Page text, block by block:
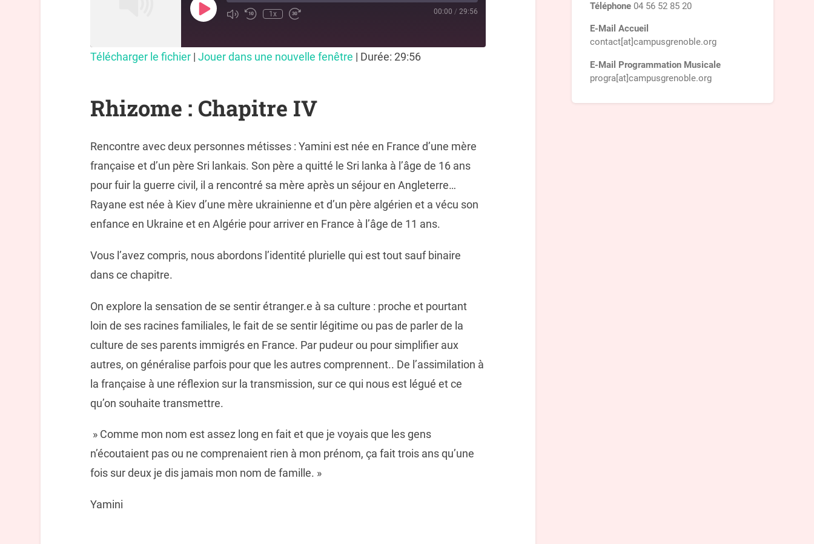
1x 00:00 / 29:56
Télécharger le fichier| Jouer dans une nouvelle fenêtre | Durée: 29:56
Rhizome : Chapitre IV
Rencontre avec deux personnes métisses : Yamini est née en France d’une mère
française et d’un père Sri lankais. Son père a quitté le Sri lanka à l’âge de 16 ans
pour fuir la guerre civil, il a rencontré sa mère après un séjour en Angleterre…
Rayane est née à Kiev d’une mère ukrainienne et d’un père algérien et a vécu son
enfance en Ukraine et en Algérie pour arriver en France à l’âge de 11 ans.
Vous l’avez compris, nous abordons l’identité plurielle qui est tout sauf binaire
dans ce chapitre.
On explore la sensation de se sentir étranger.e à sa culture : proche et pourtant
loin de ses racines familiales, le fait de se sentir légitime ou pas de parler de la
culture de ses parents immigrés en France. Par pudeur ou pour simplifier aux
autres, on généralise parfois pour que les autres comprennent.. De l’assimilation à
la française à une réflexion sur la transmission, sur ce qui nous est légué et ce
qu’on souhaite transmettre.
» Comme mon nom est assez long en fait et que je voyais que les gens
n’écoutaient pas ou ne comprenaient rien à mon prénom, ça fait trois ans qu’une
fois sur deux je dis jamais mon nom de famille. »
Yamini
Téléphone 04 56 52 85 20
E-Mail Accueil
contact[at]campusgrenoble.org
E-Mail Programmation Musicale
progra[at]campusgrenoble.org